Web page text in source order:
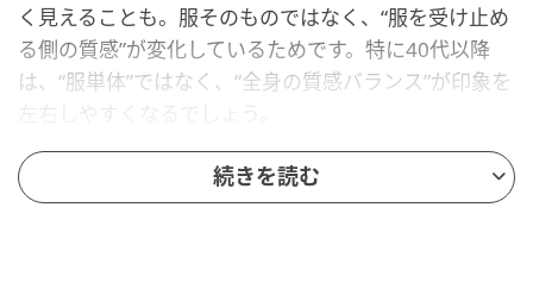
く見えることも。服そのものではなく、“服を受け止め
る側の質感”が変化しているためです。特に40代以降
は、“服単体”ではなく、“全身の質感バランス”が印象を
2026夏は“軽さのある質感設計”がキーワード
続きを読む